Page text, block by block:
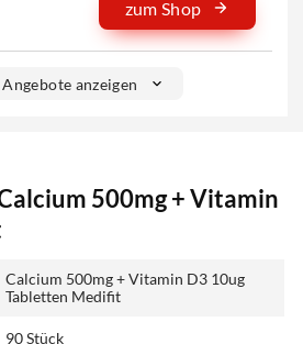
zum Shop
anzeigen
500mg + Vitamin
Calcium 500mg + Vitamin D3 10ug
Tabletten Medifit
90 Stück